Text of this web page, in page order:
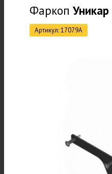
Фаркоп Уникар
Артикул: 17079A